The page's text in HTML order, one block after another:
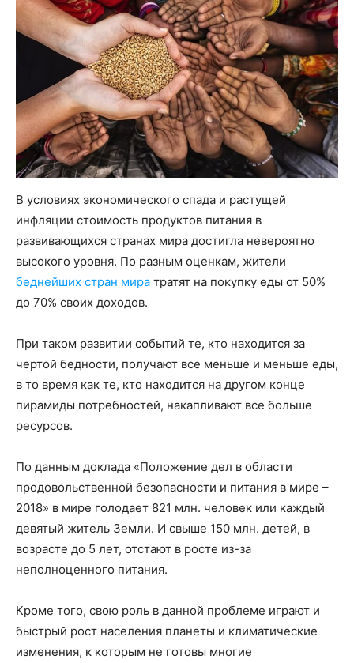
В условиях экономического спада и растущей
инфляции стоимость продуктов питания в
развивающихся странах мира достигла невероятно
высокого уровня. По разным оценкам, жители
беднейших стран мира тратят на покупку еды от 50%
до 70% своих доходов.
При таком развитии событий те, кто находится за
чертой бедности, получают все меньше и меньше еды,
в то время как те, кто находится на другом конце
пирамиды потребностей, накапливают все больше
ресурсов.
По данным доклада «Положение дел в области
продовольственной безопасности и питания в мире –
2018» в мире голодает 821 млн. человек или каждый
девятый житель Земли. И свыше 150 млн. детей, в
возрасте до 5 лет, отстают в росте из-за
неполноценного питания.
Кроме того, свою роль в данной проблеме играют и
быстрый рост населения планеты и климатические
изменения, к которым не готовы многие